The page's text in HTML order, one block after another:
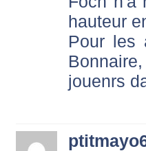
hauteur
Pour les
jouenrs